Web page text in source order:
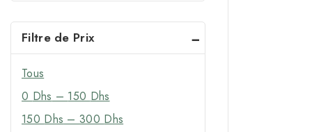
Savons
Brumes Parfumantes
Femme
Homme
Hammam & Spa
Savon Noir & Ghassoul
Filtre de Prix
Tous
0 Dhs – 150 Dhs
150 Dhs –300 Dhs